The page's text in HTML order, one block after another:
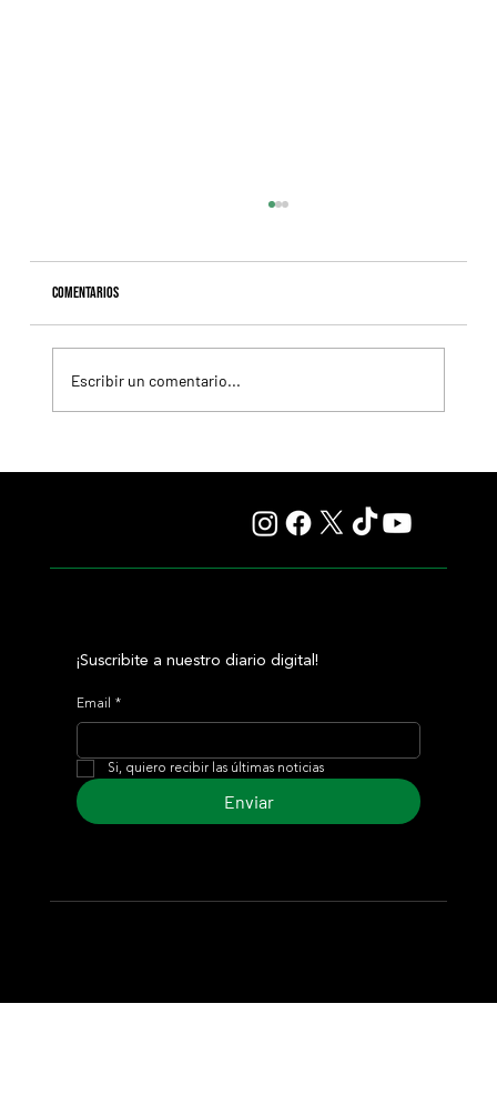
Comentarios
Escribir un comentario...
¡Suscribite a nuestro diario digital!
Email *
Si, quiero recibir las últimas noticias
Enviar